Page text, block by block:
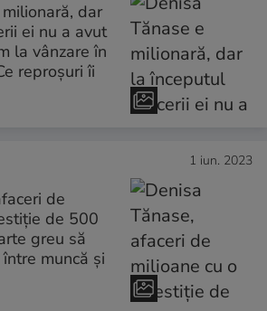
dar
ei nu a avut
la vânzare în
reproșuri îi
1 iun. 2023
de
de 500
greu să
muncă și